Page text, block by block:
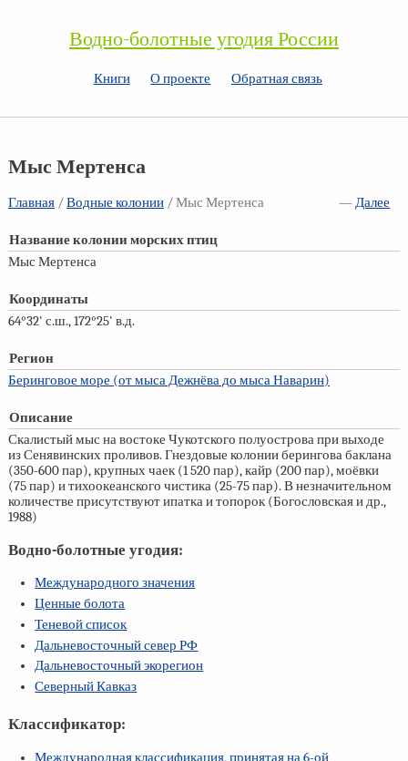
Водно-болотные угодия России
Книги О проекте Обратная связь
Мыс Мертенса
Главная/ —Далее
Водные колонии/ Мыс Мертенса
Название колонии морских птиц
Мыс Мертенса
Координаты
64°32' с.ш., 172°25' в.д.
Регион
Беринговое море (от мыса Дежнёва до мыса Наварин)
Описание
Скалистый мыс на востоке Чукотского полуострова при выходе
из Сенявинских проливов. Гнездовые колонии берингова баклана
(350-600 пар), крупных чаек (1 520 пар), кайр (200 пар), моёвки
(75 пар) и тихоокеанского чистика (25-75 пар). В незначительном
количестве присутствуют ипатка и топорок (Богословская и др.,
1988)
Водно-болотные угодия:
Международного значения
Ценные болота
Теневой список
Дальневосточный север РФ
Дальневосточный экорегион
Северный Кавказ
Классификатор:
Международная классификация, принятая на6-ой